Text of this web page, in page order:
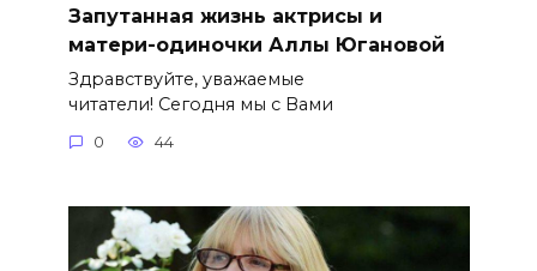
Запутанная жизнь актрисы и
матери-одиночки Аллы Югановой
Здравствуйте, уважаемые
читатели! Сегодня мы с Вами
0 44